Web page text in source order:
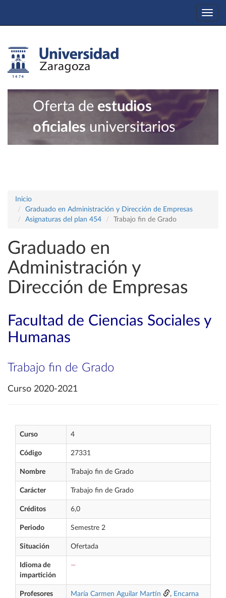
Oferta de estudios
oficiales universitarios
Inicio
Graduado en Administración y Dirección de Empresas
Asignaturas del plan 454
Trabajo fin de Grado
Graduado en
Administración y
Dirección de Empresas
Facultad de Ciencias Sociales y
Humanas
Trabajo fin de Grado
Curso 2020-2021
Curso 4
Código 27331
Nombre Trabajo fin de Grado
Carácter Trabajo fin de Grado
Créditos 6,0
Periodo Semestre 2
Situación Ofertada
Idioma de
impartición
—
Profesores María Carmen Aguilar Martín , Encarna